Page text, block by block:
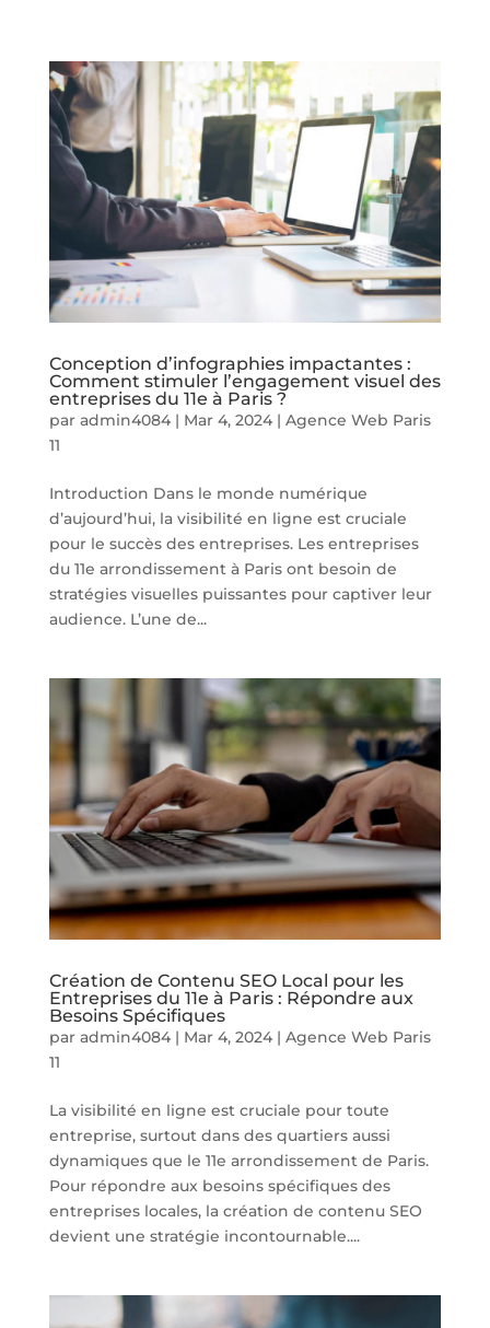
Conception d’infographies impactantes :
Comment stimuler l’engagement visuel des
entreprises du 11e à Paris ?
par admin4084| Mar 4, 2024| Agence Web Paris
11
Introduction Dans le monde numérique
d’aujourd’hui, la visibilité en ligne est cruciale
pour le succès des entreprises. Les entreprises
du 11e arrondissement à Paris ont besoin de
stratégies visuelles puissantes pour captiver leur
audience. L’une de...
Création de Contenu SEO Local pour les
Entreprises du 11e à Paris : Répondre aux
Besoins Spécifiques
par admin4084| Mar 4, 2024| Agence Web Paris
11
La visibilité en ligne est cruciale pour toute
entreprise, surtout dans des quartiers aussi
dynamiques que le 11e arrondissement de Paris.
Pour répondre aux besoins spécifiques des
entreprises locales, la création de contenu SEO
devient une stratégie incontournable....